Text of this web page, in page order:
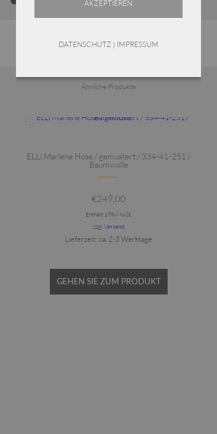
231
Ähnliche Produkte
Dieses Produkt weist mehrere Varianten auf. Die Optionen können auf der Produktseite gewählt werden
ELLi Marlene Hose / gemustert / 334-41-251 /
Baumwolle
€249,00
Enthält 19% MwSt.
zzgl. Versand
Lieferzeit: ca. 2-3 Werktage
GEHEN SIE ZUM PRODUKT
AKZEPTIEREN
DATENSCHUTZ | IMPRESSUM